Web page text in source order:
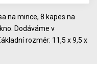
na mince, 8 kapes na
Dodáváme v
rozměr: 11,5 x 9,5 x